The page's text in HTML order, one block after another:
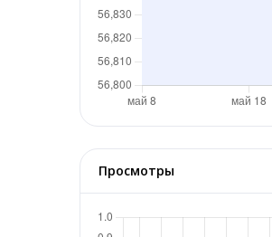
Просмотры